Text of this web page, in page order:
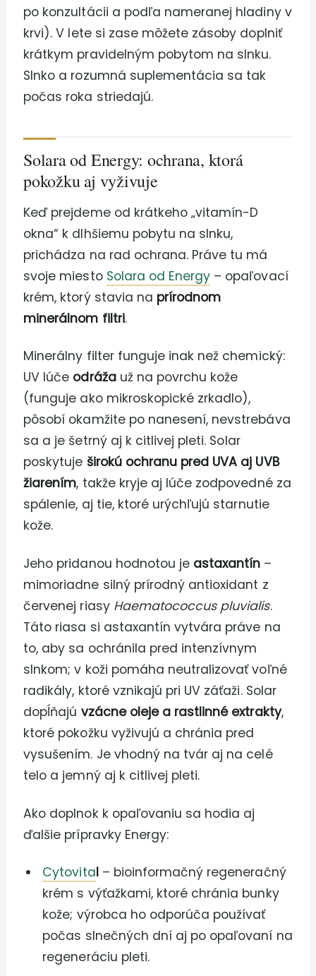
po konzultácii a podľa nameranej hladiny v
krvi). V lete si zase môžete zásoby doplniť
krátkym pravidelným pobytom na slnku.
Slnko a rozumná suplementácia sa tak
počas roka striedajú.
Solara od Energy: ochrana, ktorá
pokožku aj vyživuje
Keď prejdeme od krátkeho „vitamín-D
okna“ k dlhšiemu pobytu na slnku,
prichádza na rad ochrana. Práve tu má
svoje miesto Solara od Energy – opaľovací
krém, ktorý stavia na prírodnom
minerálnom filtri.
Minerálny filter funguje inak než chemický:
UV lúče odrážauž na povrchu kože
(funguje ako mikroskopické zrkadlo),
pôsobí okamžite po nanesení, nevstrebáva
sa a je šetrný aj k citlivej pleti. Solar
poskytuje širokú ochranu pred UVA aj UVB
žiarením, takže kryje aj lúče zodpovedné za
spálenie, aj tie, ktoré urýchľujú starnutie
kože.
Jeho pridanou hodnotou je astaxantín –
mimoriadne silný prírodný antioxidant z
červenej riasy Haematococcus pluvialis.
Táto riasa si astaxantín vytvára práve na
to, aby sa ochránila pred intenzívnym
slnkom; v koži pomáha neutralizovať voľné
radikály, ktoré vznikajú pri UV záťaži. Solar
dopĺňajú vzácne oleje a rastlinné extrakty,
ktoré pokožku vyživujú a chránia pred
vysušením. Je vhodný na tvár aj na celé
telo a jemný aj k citlivej pleti.
Ako doplnok k opaľovaniu sa hodia aj
ďalšie prípravky Energy:
Cytovital– bioinformačný regeneračný
krém s výťažkami, ktoré chránia bunky
kože; výrobca ho odporúča používať
počas slnečných dní aj po opaľovaní na
regeneráciu pleti.